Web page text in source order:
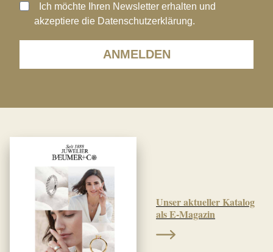
ANMELDEN
Ich möchte Ihren Newsletter erhalten und
akzeptiere die Datenschutzerklärung.
Unser aktueller Katalog
als E-Magazin